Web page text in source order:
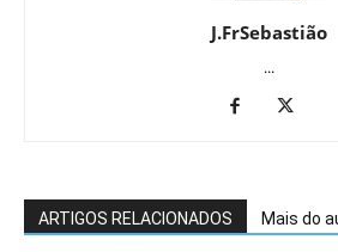
J.FrSebastião
...
ARTIGOS RELACIONADOS Mais do